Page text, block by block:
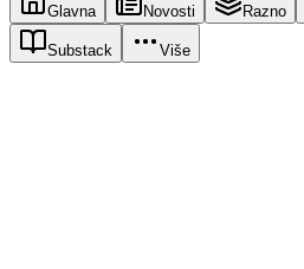
Glavna Novosti Razno
Substack Više